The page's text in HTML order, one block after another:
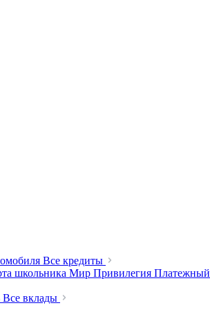
Все кредиты
школьника Мир Привилегия
Все вклады